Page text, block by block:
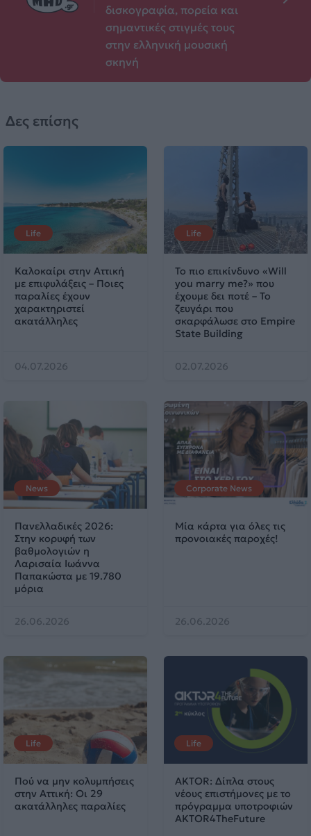
δισκογραφία, πορεία και
σημαντικές στιγμές τους
στην ελληνική μουσική
σκηνή
Δες επίσης
Life
Καλοκαίρι στην Αττική
με επιφυλάξεις – Ποιες
παραλίες έχουν
χαρακτηριστεί
ακατάλληλες
04.07.2026
Life
Το πιο επικίνδυνο «Will
you marry me?» που
έχουμε δει ποτέ – Το
ζευγάρι που
σκαρφάλωσε στο Empire
State Building
02.07.2026
News
Πανελλαδικές 2026:
Στην κορυφή των
βαθμολογιών η
Λαρισαία Ιωάννα
Παπακώστα με 19.780
μόρια
26.06.2026
Corporate News
Μία κάρτα για όλες τις
προνοιακές παροχές!
26.06.2026
Life
Πού να μην κολυμπήσεις
στην Αττική: Οι 29
ακατάλληλες παραλίες
Life
AKTOR: Δίπλα στους
νέους επιστήμονες με το
πρόγραμμα υποτροφιών
AKTOR4TheFuture